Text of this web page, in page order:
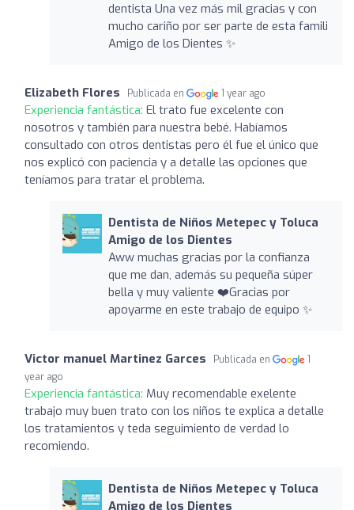
dentista Una vez más mil gracias y con
mucho cariño por ser parte de esta famili
Amigo de los Dientes ✨
Elizabeth Flores Publicada en 1 year ago
Experiencia fantástica: El trato fue excelente con
nosotros y también para nuestra bebé. Habíamos
consultado con otros dentistas pero él fue el único que
nos explicó con paciencia y a detalle las opciones que
teníamos para tratar el problema.
Dentista de Niños Metepec y Toluca
Amigo de los Dientes
Aww muchas gracias por la confianza
que me dan, además su pequeña súper
bella y muy valiente ❤️Gracias por
apoyarme en este trabajo de equipo ✨
Victor manuel Martinez Garces Publicada en
1
year ago
Experiencia fantástica: Muy recomendable exelente
trabajo muy buen trato con los niños te explica a detalle
los tratamientos y teda seguimiento de verdad lo
recomiendo.
Dentista de Niños Metepec y Toluca
Amigo de los Dientes